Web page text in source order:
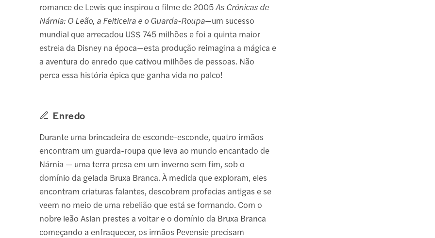
romance de Lewis que inspirou o filme de 2005As Crônicas de
Nárnia: O Leão, a Feiticeira e o Guarda-Roupa—um sucesso
mundial que arrecadou US$ 745 milhões e foi a quinta maior
estreia da Disney na época—esta produção reimagina a mágica e
a aventura do enredo que cativou milhões de pessoas. Não
perca essa história épica que ganha vida no palco!
Enredo
Durante uma brincadeira de esconde-esconde, quatro irmãos
encontram um guarda-roupa que leva ao mundo encantado de
Nárnia — uma terra presa em um inverno sem fim, sob o
domínio da gelada Bruxa Branca. À medida que exploram, eles
encontram criaturas falantes, descobrem profecias antigas e se
veem no meio de uma rebelião que está se formando. Com o
nobre leão Aslan prestes a voltar e o domínio da Bruxa Branca
começando a enfraquecer, os irmãos Pevensie precisam